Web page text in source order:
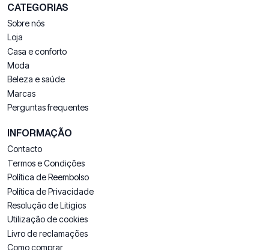
CATEGORIAS
Sobre nós
Loja
Casa e conforto
Moda
Beleza e saúde
Marcas
Perguntas frequentes
INFORMAÇÃO
Contacto
Termos e Condições
Política de Reembolso
Política de Privacidade
Resolução de Litigios
Utilização de cookies
Livro de reclamações
Como comprar